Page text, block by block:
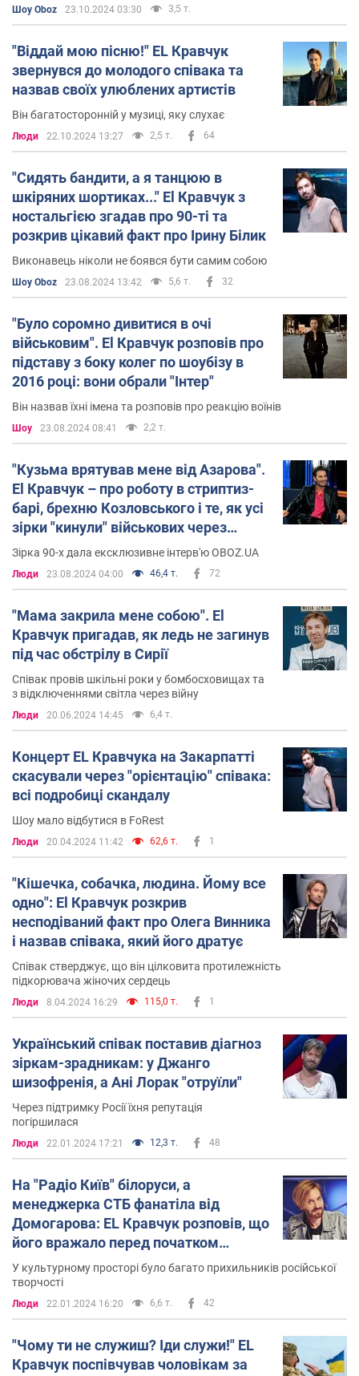
Шоу Oboz 23.10.2024 03:30 3,5 т.
"Віддай мою пісню!" EL Кравчук
звернувся до молодого співака та
назвав своїх улюблених артистів
Він багатосторонній у музиці, яку слухає
Люди 22.10.2024 13:27 2,5 т. 64
"Сидять бандити, а я танцюю в
шкіряних шортиках..." El Кравчук з
ностальгією згадав про 90-ті та
розкрив цікавий факт про Ірину Білик
Виконавець ніколи не боявся бути самим собою
Шоу Oboz 23.08.2024 13:42 5,6 т. 32
"Було соромно дивитися в очі
військовим". El Кравчук розповів про
підставу з боку колег по шоубізу в
2016 році: вони обрали "Інтер"
Він назвав їхні імена та розповів про реакцію воїнів
Шоу 23.08.2024 08:41 2,2 т.
"Кузьма врятував мене від Азарова".
El Кравчук – про роботу в стриптиз-
барі, брехню Козловського і те, як усі
зірки "кинули" військових через
"Інтер"
Зірка 90-х дала ексклюзивне інтерв'ю OBOZ.UA
Люди 23.08.2024 04:00 46,4 т. 72
"Мама закрила мене собою". El
Кравчук пригадав, як ледь не загинув
під час обстрілу в Сирії
Співак провів шкільні роки у бомбосховищах та
з відключеннями світла через війну
Люди 20.06.2024 14:45 6,4 т.
Концерт EL Кравчука на Закарпатті
скасували через "орієнтацію" співака:
всі подробиці скандалу
Шоу мало відбутися в FoRest
Люди 20.04.2024 11:42 62,6 т. 1
"Кішечка, собачка, людина. Йому все
одно": El Кравчук розкрив
несподіваний факт про Олега Винника
і назвав співака, який його дратує
Співак стверджує, що він цілковита протилежність
підкорювача жіночих сердець
Люди 8.04.2024 16:29 115,0 т. 1
Український співак поставив діагноз
зіркам-зрадникам: у Джанго
шизофренія, а Ані Лорак "отруїли"
Через підтримку Росії їхня репутація
погіршилася
Люди 22.01.2024 17:21 12,3 т. 48
На "Радіо Київ" білоруси, а
менеджерка СТБ фанатіла від
Домогарова: EL Кравчук розповів, що
його вражало перед початком
великої війни
У культурному просторі було багато прихильників російської
творчості
Люди 22.01.2024 16:20 6,6 т. 42
"Чому ти не служиш? Іди служи!" EL
Кравчук поспівчував чоловікам за